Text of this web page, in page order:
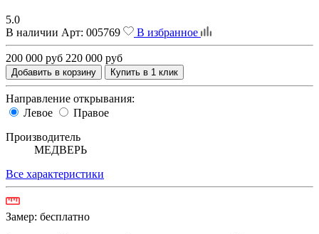
5.0
В наличии Арт: 005769 В избранное
200 000 руб 220 000 руб
Добавить в корзину Купить в 1 клик
Направление открывания:
Левое
Правое
Производитель
МЕДВЕРЬ
Все характеристики
Замер: бесплатно